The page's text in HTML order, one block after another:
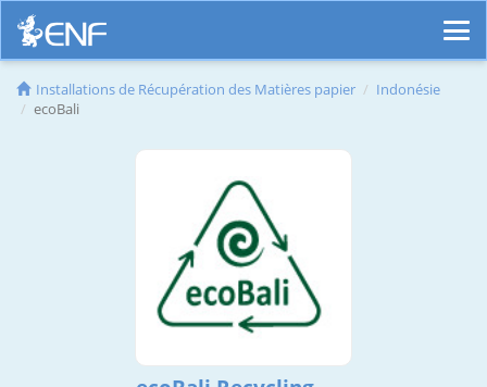
Installations de Récupération des Matières papier
Indonésie
ecoBali